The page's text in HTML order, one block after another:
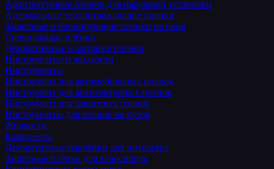
Архитектурные пленки для наружной установки
Атермальные теплоотражающие пленки
Защитные и бронирующие пленки на окна
Специальные плёнки
Декоративные и матовые пленки
Инструменты и жидкости
Инструменты
Инструмент для автомобильных пленок
Инструмент для архитектурных пленок
Инструмент для защитных пленок
Инструменты для пленок на кузов
Жидкости
Комплекты
Декоративные наклейки для интерьера
Защитные плёнки для велосипеда